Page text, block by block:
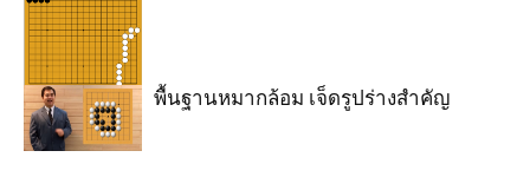
พื้นฐานหมากล้อม เจ็ดรูปร่างสำคัญ